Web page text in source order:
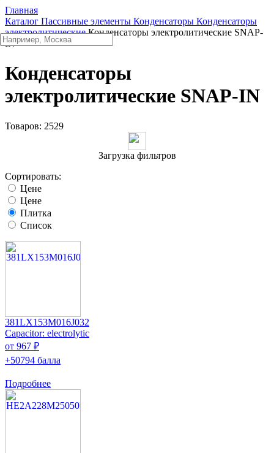
Главная
Каталог Пассивные элементы Конденсаторы Конденсаторы
электролитические Конденсаторы электролитические SNAP-
IN
Конденсаторы
электролитические SNAP-IN
Товаров: 2529
Загрузка фильтров
Сортировать:
Цене
Цене
Плитка
Список
381LX153M016J032
Capacitor: electrolytic
от 967 ₽
+50794 балла
Подробнее